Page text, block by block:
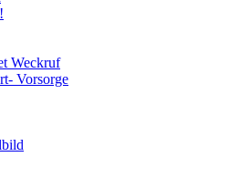
Weckruf
Vorsorge